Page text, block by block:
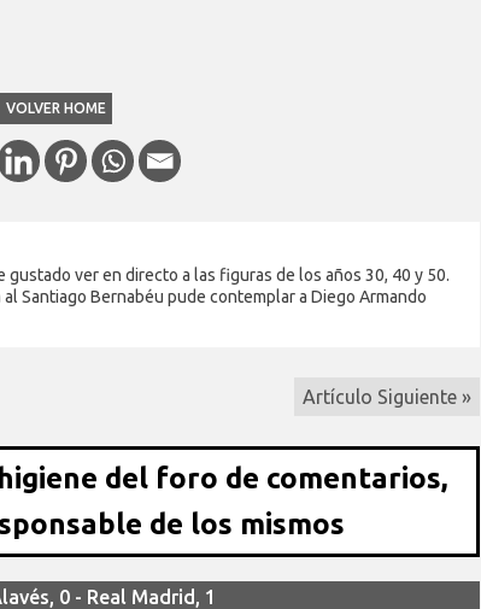
VOLVER HOME
ver en directo a las figuras de los años 30, 40 y 50.
Santiago Bernabéu pude contemplar a Diego Armando
Artículo Siguiente »
del foro de comentarios,
de los mismos
0 - Real Madrid, 1